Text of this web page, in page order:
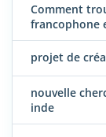
Comment
francophone
projet de
nouvelle
inde